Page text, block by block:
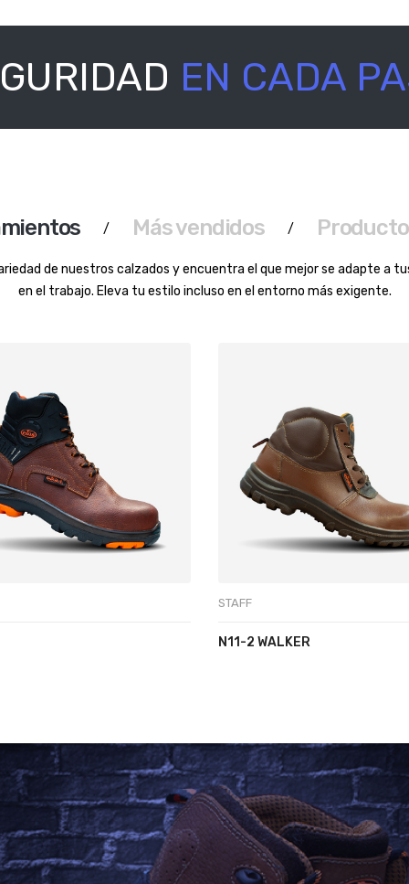
EN CADA
Más vendidos
de nuestros calzados y encuentra el que mejor se adapte a
en el trabajo. Eleva tu estilo incluso en el entorno más exigente.
STAFF
N11-2 WALKER